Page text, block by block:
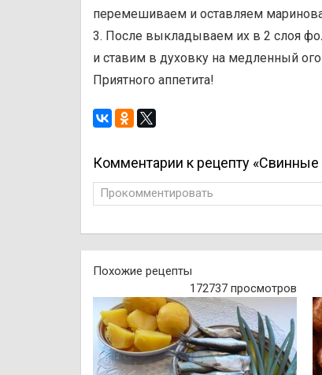
перемешиваем и оставляем
3. После выкладываем их в 2 слоя
и ставим в духовку на медленный
Приятного аппетита!
Комментарии к рецепту
Прокомментировать
Похожие рецепты
172737 просмотров